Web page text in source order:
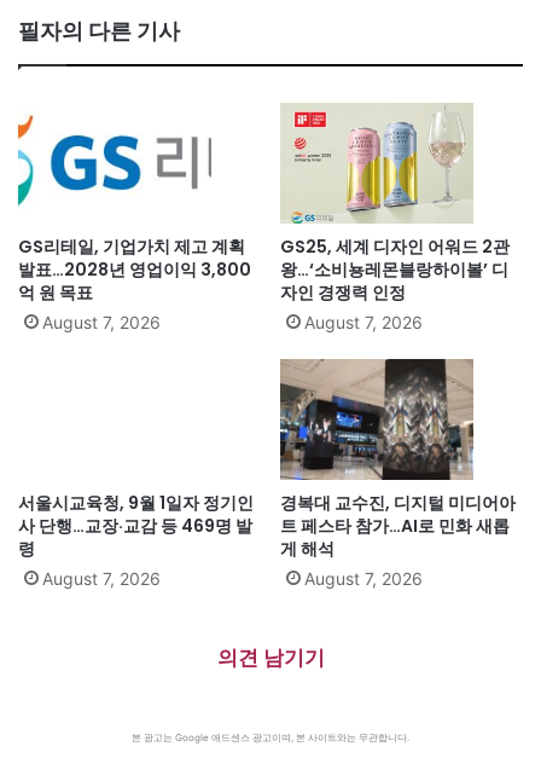
필자의 다른 기사
GS리테일, 기업가치 제고 계획
발표…2028년 영업이익 3,800
억 원 목표
August 7, 2026
GS25, 세계 디자인 어워드 2관
왕…‘소비뇽레몬블랑하이볼’ 디
자인 경쟁력 인정
August 7, 2026
서울시교육청, 9월 1일자 정기인
사 단행…교장·교감 등 469명 발
령
August 7, 2026
경복대 교수진, 디지털 미디어아
트 페스타 참가…AI로 민화 새롭
게 해석
August 7, 2026
의견 남기기
본 광고는 Google 애드센스 광고이며, 본 사이트와는 무관합니다.